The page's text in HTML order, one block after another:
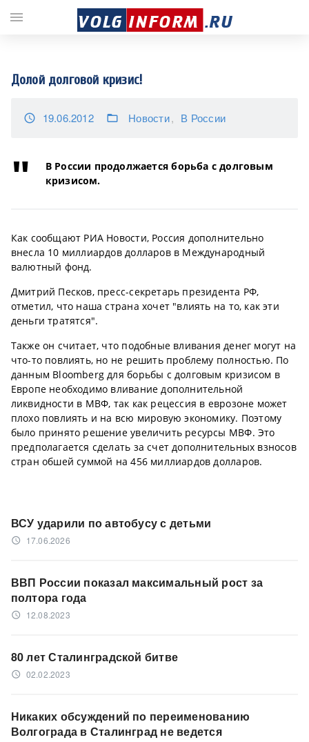
Долой долговой кризис!
access_time 19.06.2012 folder_open Новости В России
В России продолжается борьба с долговым
кризисом.
Как сообщают РИА Новости, Россия дополнительно
внесла 10 миллиардов долларов в Международный
валютный фонд.
Дмитрий Песков, пресс-секретарь президента РФ,
отметил, что наша страна хочет "влиять на то, как эти
деньги тратятся".
Также он считает, что подобные вливания денег могут на
что-то повлиять, но не решить проблему полностью. По
данным Bloomberg для борьбы с долговым кризисом в
Европе необходимо вливание дополнительной
ликвидности в МВФ, так как рецессия в еврозоне может
плохо повлиять и на всю мировую экономику. Поэтому
было принято решение увеличить ресурсы МВФ. Это
предполагается сделать за счет дополнительных взносов
стран обшей суммой на 456 миллиардов долларов.
ВСУ ударили по автобусу с детьми
access_time 17.06.2026
ВВП России показал максимальный рост за
полтора года
access_time 12.08.2023
80 лет Сталинградской битве
access_time 02.02.2023
Никаких обсуждений по переименованию
Волгограда в Сталинград не ведется
menu